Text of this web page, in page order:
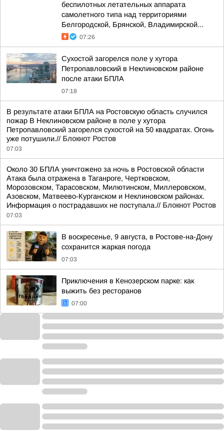
беспилотных летательных аппарата
самолетного типа над территориями
Белгородской, Брянской, Владимирской...
07:26
Сухостой загорелся поле у хутора
Петропавловский в Неклиновском районе
после атаки БПЛА
07:18
В результате атаки БПЛА на Ростовскую область случился
пожар В Неклиновском районе в поле у хутора
Петропавловский загорелся сухостой на 50 квадратах. Огонь
уже потушили.// Блокнот Ростов
07:03
Около 30 БПЛА уничтожено за ночь в Ростовской области
Атака была отражена в Таганроге, Чертковском,
Морозовском, Тарасовском, Милютинском, Миллеровском,
Азовском, Матвеево-Курганском и Неклиновском районах.
Информация о пострадавших не поступала.// Блокнот Ростов
07:03
В воскресенье, 9 августа, в Ростове-на-Дону
сохранится жаркая погода
07:03
Приключения в Кенозерском парке: как
выжить без ресторанов
07:00